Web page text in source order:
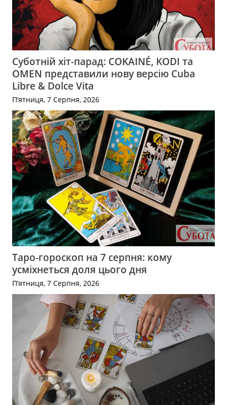
Суботній хіт-парад: COKAINÉ, KODI та
OMEN представили нову версію Cuba
Libre & Dolce Vita
П’ятниця, 7 Серпня, 2026
Таро-гороскоп на 7 серпня: кому
усміхнеться доля цього дня
П’ятниця, 7 Серпня, 2026